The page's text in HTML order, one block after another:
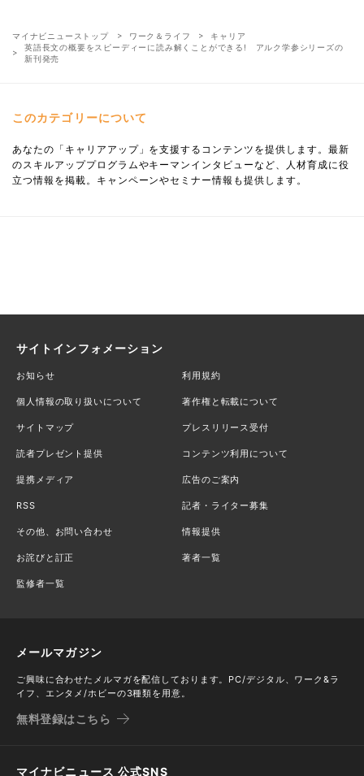
マイナビニューストップ ワーク＆ライフ
キャリア
英語長文の概要をスピーディーに読み解くことができる! アルク学参シリーズの
新刊発売
このカテゴリーについて
あなたの「キャリアアップ」を支援するコンテンツを提供します。最新
のスキルアッププログラムやキーマンインタビューなど、人材育成に役
立つ情報を掲載。キャンペーンやセミナー情報も提供します。
サイトインフォメーション
お知らせ 利用規約
個人情報の取り扱いについて 著作権と転載について
サイトマップ プレスリリース受付
読者プレゼント提供 コンテンツ利用について
提携メディア 広告のご案内
RSS 記者・ライター募集
その他、お問い合わせ 情報提供
お詫びと訂正 著者一覧
監修者一覧
メールマガジン
ご興味に合わせたメルマガを配信しております。PC/デジタル、ワーク&ラ
イフ、エンタメ/ホビーの3種類を用意。
無料登録はこちら
マイナビニュース 公式SNS